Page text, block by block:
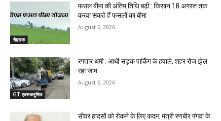
रोहतक
फसल बीमा की अंतिम तिथि बढ़ी : किसान 18 अगस्त तक
करवा सकते हैं फसलों का बीमा
August 6, 2026
GT एक्सक्लूसिव
रफ्तार थमी : आधी सड़क पार्किंग के हवाले, शहर रोज झेल
रहा जाम
August 6, 2026
सीवर हादसों को रोकने के लिए कदम: मंत्री रणबीर गंगवा के